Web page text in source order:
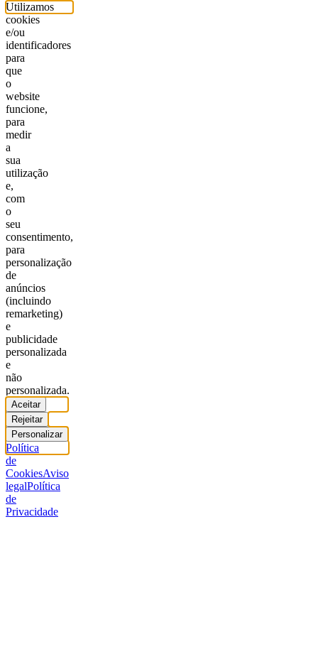
Utilizamos
cookies
e/ou
identificadores
para
que
o
website
funcione,
para
medir
a
sua
utilização
e,
com
o
seu
consentimento,
para
personalização
de
anúncios
(incluindo
remarketing)
e
publicidade
personalizada
e
não
personalizada.
Aceitar
Rejeitar
Personalizar
Política
de
CookiesAviso
legalPolítica
de
Privacidade